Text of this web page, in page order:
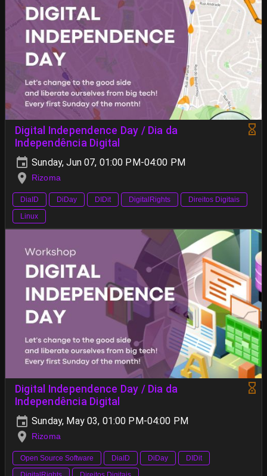
Digital Independence Day / Dia da
Independência Digital
Sunday, Jun 07, 01:00 PM-04:00 PM
Rizoma
DiaID DiDay DIDit DigitalRights
Direitos Digitais
Linux
Digital Independence Day / Dia da
Independência Digital
Sunday, May 03, 01:00 PM-04:00 PM
Rizoma
Open Source Software DiaID DiDay
DIDit